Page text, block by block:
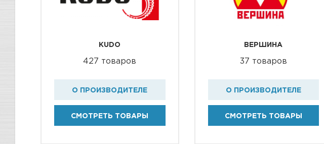
KUDO
427 товаров
О ПРОИЗВОДИТЕЛЕ
СМОТРЕТЬ ТОВАРЫ
ВЕРШИНА
37 товаров
О ПРОИЗВОДИТЕЛЕ
СМОТРЕТЬ ТОВАРЫ